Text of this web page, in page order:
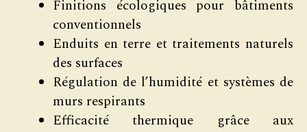
Finitions écologiques pour bâtiments
conventionnels
Enduits en terre et traitements naturels
des surfaces
Régulation de l’humidité et systèmes de
murs respirants
Efficacité thermique grâce aux